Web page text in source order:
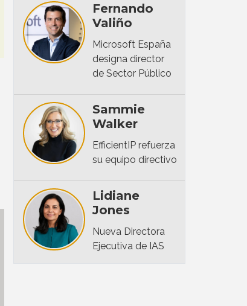
Fernando
Valiño
Microsoft España
designa director
de Sector Público
Sammie
Walker
EfficientIP refuerza
su equipo directivo
Lidiane
Jones
Nueva Directora
Ejecutiva de IAS